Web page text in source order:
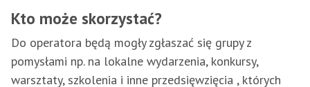
Kto może skorzystać?
Do operatora będą mogły zgłaszać się grupy z
pomysłami np. na lokalne wydarzenia, konkursy,
warsztaty, szkolenia i inne przedsięwzięcia , których